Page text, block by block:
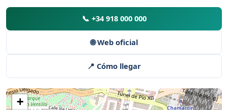
📞 +34 918 000 000
🌐 Web oficial
📍 Cómo llegar
+